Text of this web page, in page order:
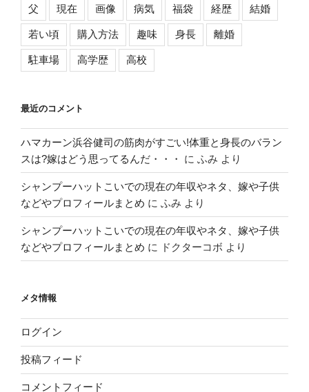
父 現在 画像 病気 福袋 経歴 結婚
若い頃 購入方法 趣味 身長 離婚
駐車場 高学歴 高校
最近のコメント
ハマカーン浜谷健司の筋肉がすごい!体重と身長のバラン
スは?嫁はどう思ってるんだ・・・
に ふみ より
シャンプーハットこいでの現在の年収やネタ、嫁や子供
などやプロフィールまとめ に ふみ より
シャンプーハットこいでの現在の年収やネタ、嫁や子供
などやプロフィールまとめ に ドクターコボ より
メタ情報
ログイン
投稿フィード
コメントフィード